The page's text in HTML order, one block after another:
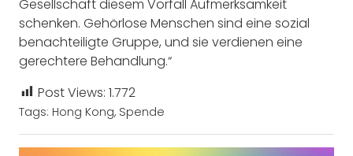
Gesellschaft diesem Vorfall Aufmerksamkeit
schenken. Gehörlose Menschen sind eine sozial
benachteiligte Gruppe, und sie verdienen eine
gerechtere Behandlung.“
Post Views: 1.772
Tags: Hong Kong, Spende